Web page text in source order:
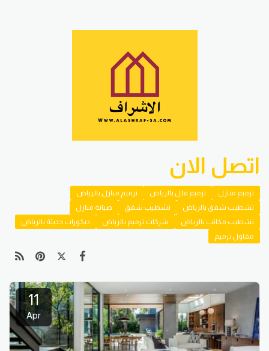
اتصل الان
ترميم منازل ترميم فلل بالرياض
ترميم منازل بالرياض
تشطيب شقق بالرياض
تشطيب شقق
صيانة منازل
تشطيب مكاتب بالرياض
شركات ترميم بالرياض
ديكورات حديثة بالرياض
مقاول ترميم
11
Apr